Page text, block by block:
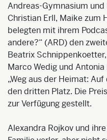
Andreas-Gymnasium
Christian Erll, Maike zum
belegten mit ihrem
andere?“ (ARD) den
Beatrix
Marco Wedig und
„Weg aus der Heimat:
den dritten Platz. Die
zur Verfügung gestellt.
Alexandra Rojkov und